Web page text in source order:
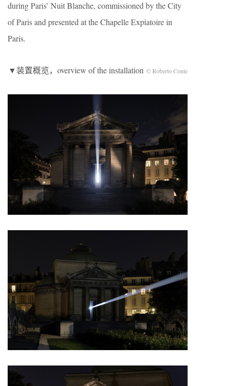
during Paris’ Nuit Blanche, commissioned by the City
of Paris and presented at the Chapelle Expiatoire in
Paris.
▼装置概览，overview of the installation © Roberto Conte